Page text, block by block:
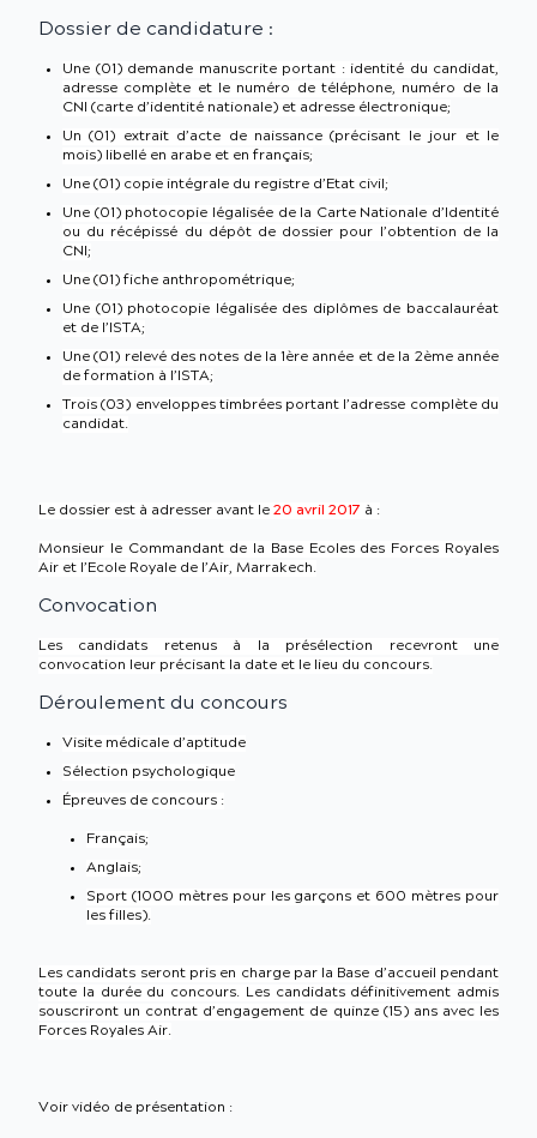
Dossier de candidature :
Une (01) demande manuscrite portant : identité du candidat,
adresse complète et le numéro de téléphone, numéro de la
CNI (carte d’identité nationale) et adresse électronique;
Un (01) extrait d’acte de naissance (précisant le jour et le
mois) libellé en arabe et en français;
Une (01) copie intégrale du registre d’Etat civil;
Une (01) photocopie légalisée de la Carte Nationale d’Identité
ou du récépissé du dépôt de dossier pour l’obtention de la
CNI;
Une (01) fiche anthropométrique;
Une (01) photocopie légalisée des diplômes de baccalauréat
et de l’ISTA;
Une (01) relevé des notes de la 1ère année et de la 2ème année
de formation à l’ISTA;
Trois (03) enveloppes timbrées portant l’adresse complète du
candidat.
Le dossier est à adresser avant le 20 avril 2017 à :
Monsieur le Commandant de la Base Ecoles des Forces Royales
Air et l’Ecole Royale de l’Air, Marrakech.
Convocation
Les candidats retenus à la présélection recevront une
convocation leur précisant la date et le lieu du concours.
Déroulement du concours
Visite médicale d’aptitude
Sélection psychologique
Épreuves de concours :
Français;
Anglais;
Sport (1000 mètres pour les garçons et 600 mètres pour
les filles).
Les candidats seront pris en charge par la Base d’accueil pendant
toute la durée du concours. Les candidats définitivement admis
souscriront un contrat d’engagement de quinze (15) ans avec les
Forces Royales Air.
Voir vidéo de présentation :